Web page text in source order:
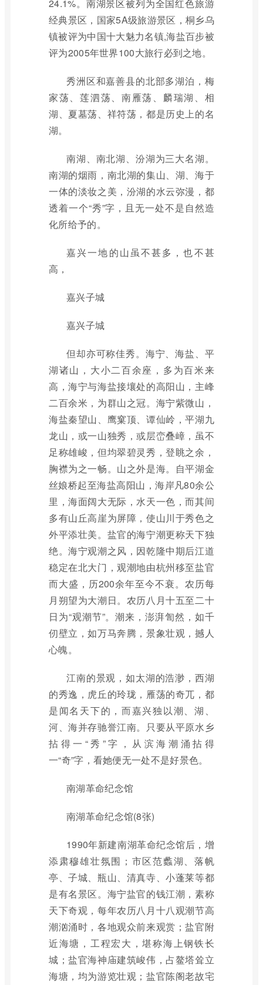
24.1%。南湖景区被列为全国红色旅游
经典景区，国家5A级旅游景区，桐乡乌
镇被评为中国十大魅力名镇,海盐百步被
评为2005年世界100大旅行必到之地。
秀洲区和嘉善县的北部多湖泊，梅
家荡、莲泗荡、南雁荡、麟瑞湖、相
湖、夏墓荡、祥符荡，都是历史上的名
湖。
南湖、南北湖、汾湖为三大名湖。
南湖的烟雨，南北湖的集山、湖、海于
一体的淡妆之美，汾湖的水云弥漫，都
透着一个“秀”字，且无一处不是自然造
化所给予的。
嘉兴一地的山虽不甚多，也不甚
高，
嘉兴子城
嘉兴子城
但却亦可称佳秀。海宁、海盐、平
湖诸山，大小二百余座，多为百米来
高，海宁与海盐接壤处的高阳山，主峰
二百余米，为群山之冠。海宁紫微山，
海盐秦望山、鹰窠顶、谭仙岭，平湖九
龙山，或一山独秀，或层峦叠嶂，虽不
足称雄峻，但均翠碧灵秀，登眺之余，
胸襟为之一畅。山之外是海。自平湖金
丝娘桥起至海盐高阳山，海岸凡80余公
里，海面阔大无际，水天一色，而其间
多有山丘高崖为屏障，使山川于秀色之
外平添壮美。盐官的海宁潮更称天下独
绝。海宁观潮之风，因乾隆中期后江道
稳定在北大门，观潮地由杭州移至盐官
而大盛，历200余年至今不衰。农历每
月朔望为大潮日。农历八月十五至二十
日为“观潮节”。潮来，澎湃訇然，如千
仞壁立，如万马奔腾，景象壮观，撼人
心魄。
江南的景观，如太湖的浩渺，西湖
的秀逸，虎丘的玲珑，雁荡的奇兀，都
是闻名天下的，而嘉兴独以潮、湖、
河、海并存驰誉江南。只要从平原水乡
拈得一“秀”字，从滨海潮涌拈得
一“奇”字，看她便无一处不是好景色。
南湖革命纪念馆
南湖革命纪念馆(8张)
1990年新建南湖革命纪念馆后，增
添肃穆雄壮氛围；市区范蠡湖、落帆
亭、子城、瓶山、清真寺、小蓬莱等都
是有名景区。海宁盐官的钱江潮，素称
天下奇观，每年农历八月十八观潮节高
潮汹涌时，各地观众前来观赏；盐官附
近海塘，工程宏大，堪称海上钢铁长
城；盐官海神庙建筑峻伟，占鳌塔耸立
海塘，均为游览壮观；盐官陈阁老故宅